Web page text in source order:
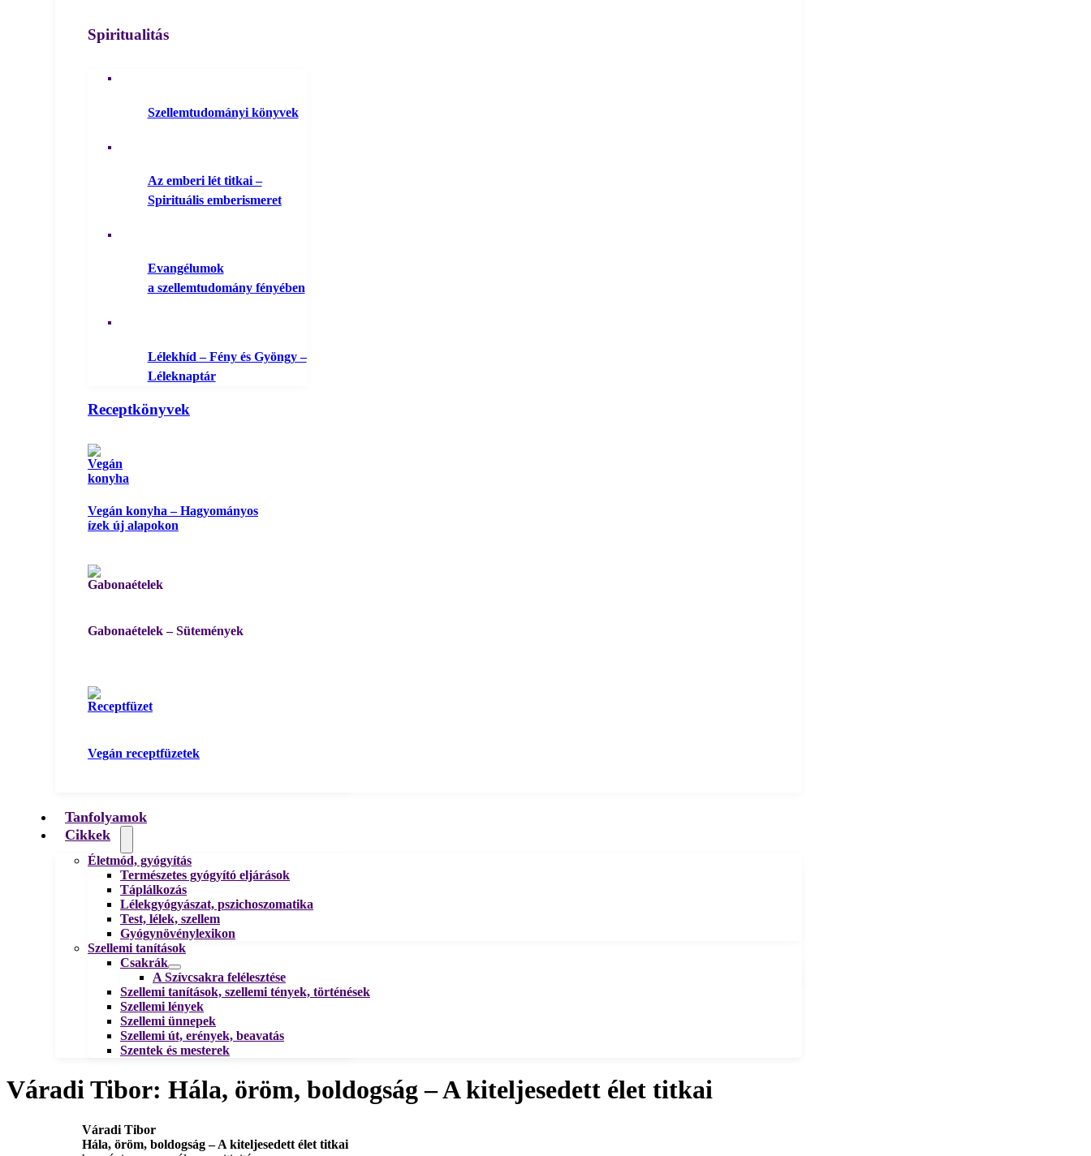
Spiritualitás
Szellemtudományi könyvek
Az emberi lét titkai –
Spirituális emberismeret
Evangélumok
a szellemtudomány fényében
Lélekhíd – Fény és Gyöngy –
Léleknaptár
Receptkönyvek
Vegán konyha – Hagyományos
ízek új alapokon
Gabonaételek – Sütemények
Vegán receptfüzetek
Tanfolyamok
Cikkek
Életmód, gyógyítás
Természetes gyógyító eljárások
Táplálkozás
Lélekgyógyászat, pszichoszomatika
Test, lélek, szellem
Gyógynövénylexikon
Szellemi tanítások
Csakrák
A Szívcsakra felélesztése
Szellemi tanítások, szellemi tények, történések
Szellemi lények
Szellemi ünnepek
Szellemi út, erények, beavatás
Szentek és mesterek
Váradi Tibor: Hála, öröm, boldogság – A kiteljesedett élet titkai
Váradi Tibor
Hála, öröm, boldogság – A kiteljesedett élet titkai